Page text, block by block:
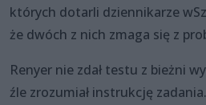
których dotarli dziennikarze
że dwóch z nich zmaga się z
Renyer nie zdał testu z bieżni
źle zrozumiał instrukcję